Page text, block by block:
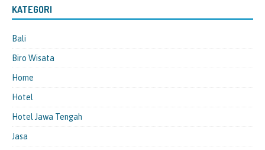
KATEGORI
Bali
Biro Wisata
Home
Hotel
Hotel Jawa Tengah
Jasa